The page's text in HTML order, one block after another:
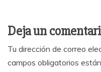
Deja un
Tu dirección de correo
campos obligatorios